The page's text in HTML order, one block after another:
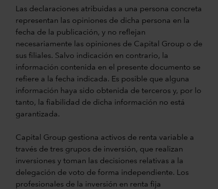
Las declaraciones atribuidas a una persona concreta
representan las opiniones de dicha persona en la
fecha de la publicación, y no reflejan
necesariamente las opiniones de Capital Group o de
sus filiales. Salvo indicación en contrario, la
información contenida en el presente documento se
refiere a la fecha indicada. Es posible que alguna
información haya sido obtenida de terceros y, por lo
tanto, la fiabilidad de dicha información no está
garantizada.
Capital Group gestiona activos de renta variable a
través de tres grupos de inversión, que realizan
inversiones y toman las decisiones relativas a la
delegación de voto de forma independiente. Los
profesionales de la inversión en renta fija